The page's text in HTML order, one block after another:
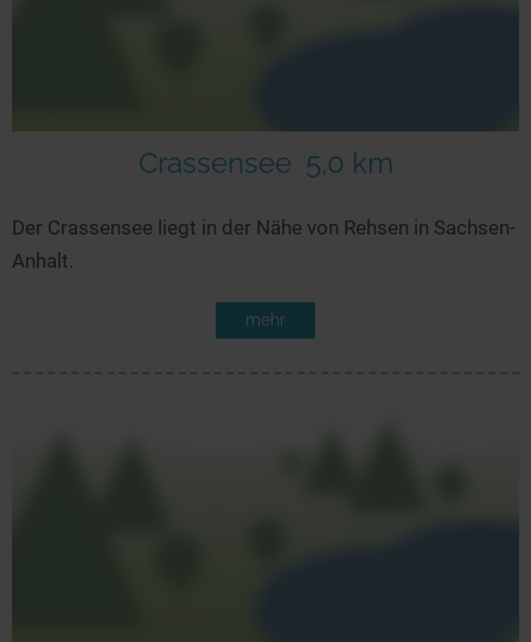
Crassensee 5,0 km
Der Crassensee liegt in der Nähe von Rehsen in Sachsen-
Anhalt.
mehr